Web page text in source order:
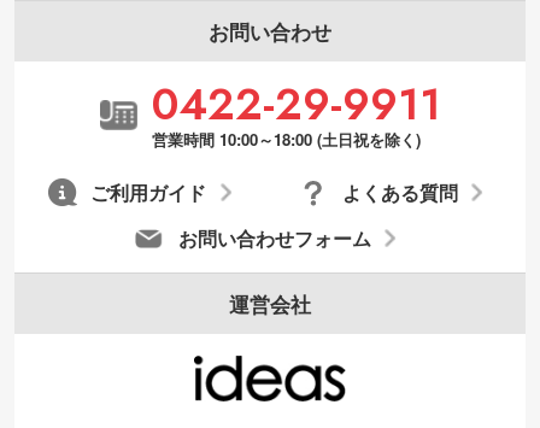
お問い合わせ
0422-29-9911
営業時間 10:00～18:00 (土日祝を除く)
お問い合わせフォーム
よくある質問
ご利用ガイド
運営会社